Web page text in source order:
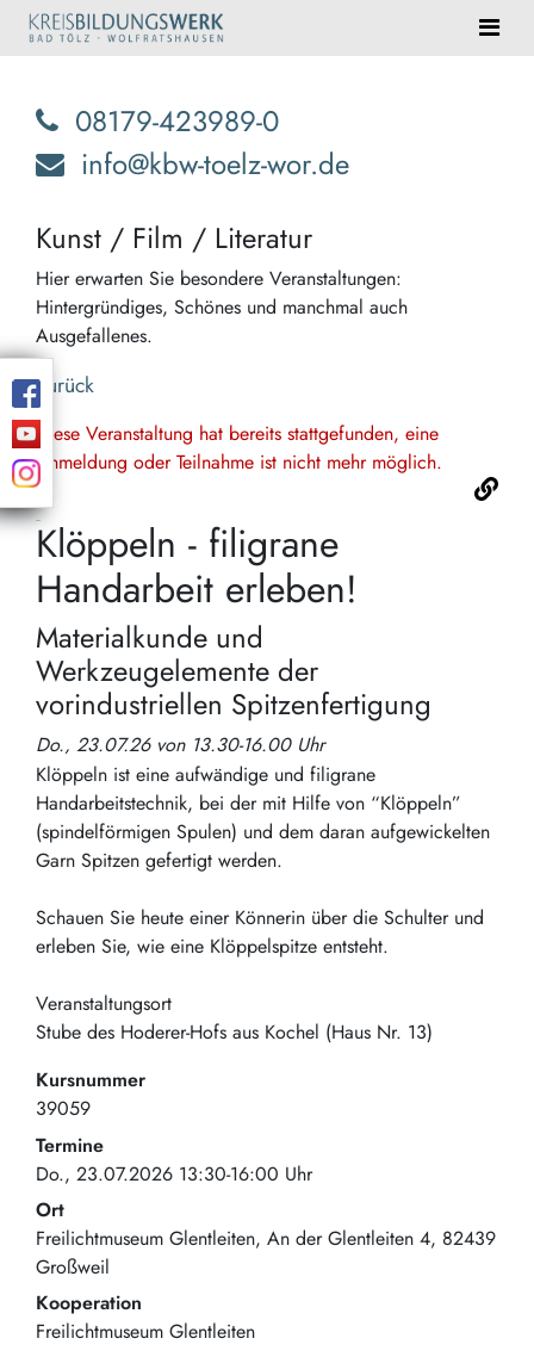
08179-423989-0
info@kbw-toelz-wor.de
Kunst / Film / Literatur
Hier erwarten Sie besondere Veranstaltungen:
Hintergründiges, Schönes und manchmal auch
Ausgefallenes.
Zurück
Diese Veranstaltung hat bereits stattgefunden, eine
Anmeldung oder Teilnahme ist nicht mehr möglich.
Klöppeln - filigrane
Handarbeit erleben!
Materialkunde und
Werkzeugelemente der
vorindustriellen Spitzenfertigung
Do., 23.07.26 von 13.30-16.00 Uhr
Klöppeln ist eine aufwändige und filigrane
Handarbeitstechnik, bei der mit Hilfe von “Klöppeln”
(spindelförmigen Spulen) und dem daran aufgewickelten
Garn Spitzen gefertigt werden.
Schauen Sie heute einer Könnerin über die Schulter und
erleben Sie, wie eine Klöppelspitze entsteht.
Veranstaltungsort
Stube des Hoderer-Hofs aus Kochel (Haus Nr. 13)
Kursnummer
39059
Termine
Do., 23.07.2026 13:30-16:00 Uhr
Ort
Freilichtmuseum Glentleiten An der Glentleiten 4 82439
Großweil
Kooperation
Freilichtmuseum Glentleiten